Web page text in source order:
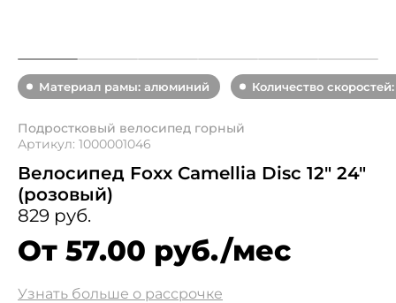
Материал рамы: алюминий Количество скоростей:
Подростковый велосипед горный
Артикул: 1000001046
Велосипед Foxx Camellia Disc 12" 24"
(розовый)
829 руб.
От 57.00 руб./мес
Узнать больше о рассрочке